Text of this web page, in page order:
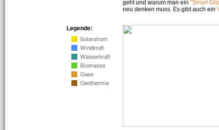
geht und warum man ein "Smart
neu denken muss. Es gibt auch ein
Legende: